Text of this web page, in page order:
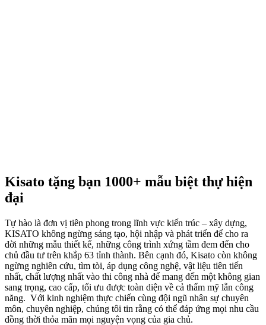
Kisato tặng bạn 1000+ mẫu biệt thự hiện
đại
Tự hào là đơn vị tiên phong trong lĩnh vực kiến trúc – xây dựng,
KISATO không ngừng sáng tạo, hội nhập và phát triển để cho ra
đời những mẫu thiết kế, những công trình xứng tầm đem đến cho
chủ đầu tư trên khắp 63 tỉnh thành. Bên cạnh đó, Kisato còn không
ngừng nghiên cứu, tìm tòi, áp dụng công nghệ, vật liệu tiên tiến
nhất, chất lượng nhất vào thi công nhà để mang đến một không gian
sang trọng, cao cấp, tối ưu được toàn diện về cả thẩm mỹ lẫn công
năng. Với kinh nghiệm thực chiến cùng đội ngũ nhân sự chuyên
môn, chuyên nghiệp, chúng tôi tin rằng có thể đáp ứng mọi nhu cầu
đồng thời thỏa mãn mọi nguyện vọng của gia chủ.